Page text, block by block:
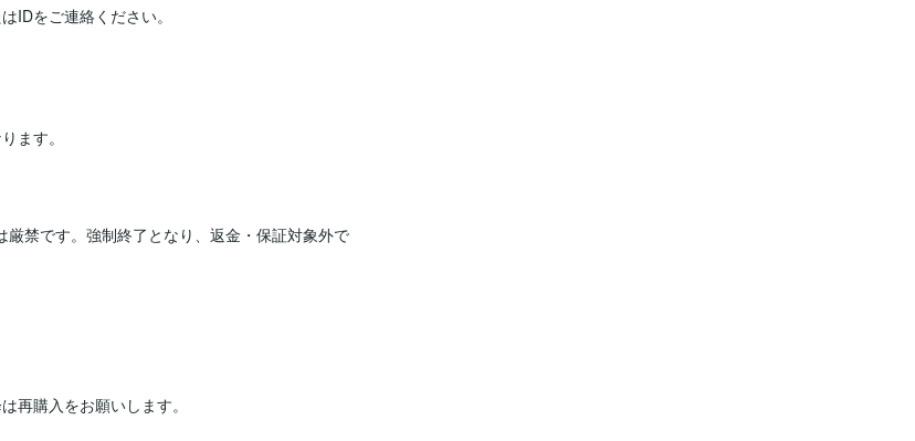
IDをご連絡ください。
ます。
禁です。強制終了となり、返金・保証対象外で
再購入をお願いします。